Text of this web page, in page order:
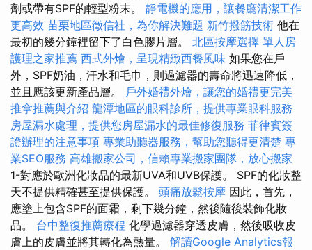
劑或帶有SPF的輕型粉末。 靜電機的應用，讓餐廳清潔工作
更高效 苗栗地區徵信社，為你解決難題 新竹撥筋技術 他在
最初的幾分鐘裡留下了白色膠片層。 北區按摩選擇 單人房
護理之家推薦 西式外燴，呈現精緻西餐風味 如果您在戶
外，SPF奶油，汗水和毛巾，則過濾器的壽命將迅速降低，
並且應該更新產品層。 戶外婚禮外燴，讓您的婚禮更完美
推拿推薦與介紹 龍潭地區的眼科診所，提供專業眼科服務
房屋漏水處理，提供您房屋漏水的最佳修復服務 菲律賓簽
證辦理的注意事項 專業助聽器服務，幫助您聽得更清楚 專
業SEO服務 高雄搬家公司，信賴專業搬家團隊，放心搬家
1-對應於歐洲化妝品的最新UVA和UVB保護。 SPF的化妝整
天不提供精確甚至提供保護。 頭痛放鬆按摩 因此，首先，
應塗上包含SPF的面霜，剩下幾分鐘，然後隨後裝飾化妝
品。 台中整復推薦療程 化學過濾器穿透皮膚，然後吸收皮
膚上的皮膚並將其轉化為熱量。 解讀Google Analytics報